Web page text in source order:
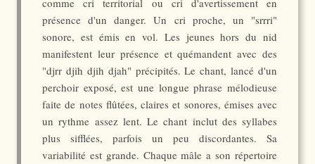
comme cri territorial ou cri d'avertissement en
présence d'un danger. Un cri proche, un "srrri"
sonore, est émis en vol. Les jeunes hors du nid
manifestent leur présence et quémandent avec des
"djrr djih djih djah" précipités. Le chant, lancé d'un
perchoir exposé, est une longue phrase mélodieuse
faite de notes flûtées, claires et sonores, émises avec
un rythme assez lent. Le chant inclut des syllabes
plus sifflées, parfois un peu discordantes. Sa
variabilité est grande. Chaque mâle a son répertoire